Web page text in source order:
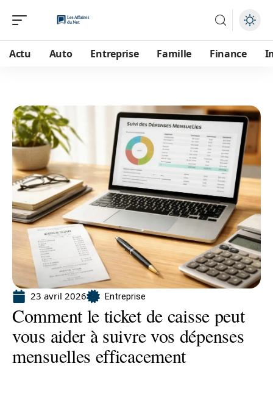
Actu Auto Entreprise Famille Finance
23 avril 2026 Entreprise
Comment le ticket de caisse peut
vous aider à suivre vos dépenses
mensuelles efficacement